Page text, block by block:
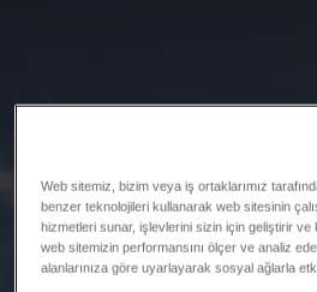
Web sitemiz, bizim veya iş ortaklarımız
benzer teknolojileri kullanarak web sitesinin
hizmetleri sunar, işlevlerini sizin için geliştirir ve
web sitemizin performansını ölçer ve analiz
alanlarınıza göre uyarlayarak sosyal ağlarla